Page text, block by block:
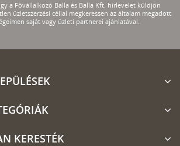
a Fővállalkozó Balla és Balla Kft. hírlevelet küldjön
üzletszerzési céllal megkeressen az általam megadott
saját vagy üzleti partnerei ajánlatával.
KERESTÉK